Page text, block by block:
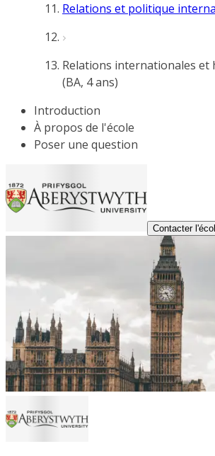
Relations et politique
Relations internationales et
(BA, 4 ans)
Introduction
À propos de l'école
Poser une question
Contacter